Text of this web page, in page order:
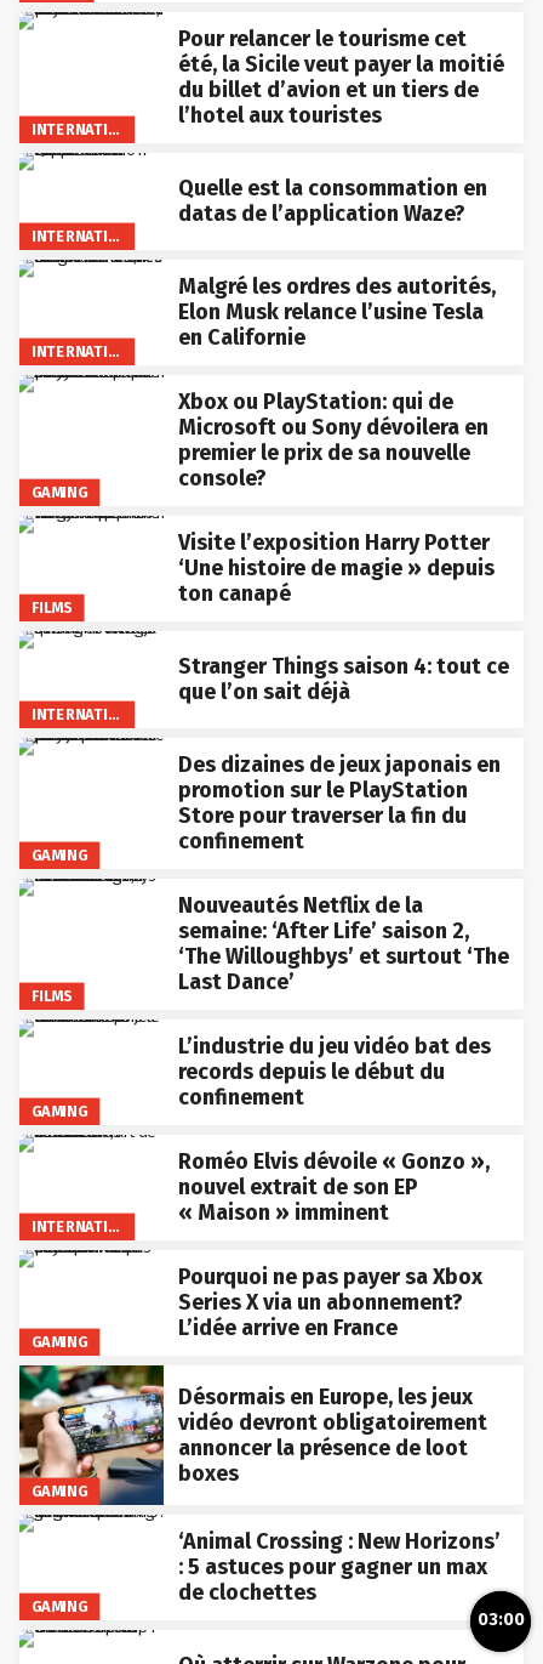
INTERNATIONAL
Pour relancer le tourisme cet
été, la Sicile veut payer la moitié
du billet d’avion et un tiers de
l’hotel aux touristes
INTERNATIONAL
Quelle est la consommation en
datas de l’application Waze?
INTERNATIONAL
Malgré les ordres des autorités,
Elon Musk relance l’usine Tesla
en Californie
GAMING
Xbox ou PlayStation: qui de
Microsoft ou Sony dévoilera en
premier le prix de sa nouvelle
console?
FILMS
Visite l’exposition Harry Potter
‘Une histoire de magie » depuis
ton canapé
INTERNATIONAL
Stranger Things saison 4: tout ce
que l’on sait déjà
GAMING
Des dizaines de jeux japonais en
promotion sur le PlayStation
Store pour traverser la fin du
confinement
FILMS
Nouveautés Netflix de la
semaine: ‘After Life’ saison 2,
‘The Willoughbys’ et surtout ‘The
Last Dance’
GAMING
L’industrie du jeu vidéo bat des
records depuis le début du
confinement
INTERNATIONAL
Roméo Elvis dévoile « Gonzo »,
nouvel extrait de son EP
« Maison » imminent
GAMING
Pourquoi ne pas payer sa Xbox
Series X via un abonnement?
L’idée arrive en France
GAMING
Désormais en Europe, les jeux
vidéo devront obligatoirement
annoncer la présence de loot
boxes
GAMING
‘Animal Crossing : New Horizons’
: 5 astuces pour gagner un max
de clochettes
03:00